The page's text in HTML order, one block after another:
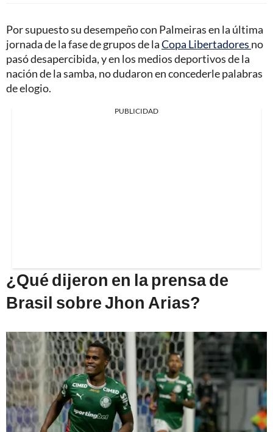
Por supuesto su desempeño con Palmeiras en la última
jornada de la fase de grupos de laCopa Libertadores no
pasó desapercibida, y en los medios deportivos de la
nación de la samba, no dudaron en concederle palabras
de elogio.
PUBLICIDAD
¿Qué dijeron en la prensa de
Brasil sobre Jhon Arias?